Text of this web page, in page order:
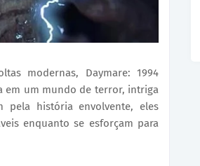
modernas, Daymare: 1994
em um mundo de terror, intriga
pela história envolvente, eles
enquanto se esforçam para